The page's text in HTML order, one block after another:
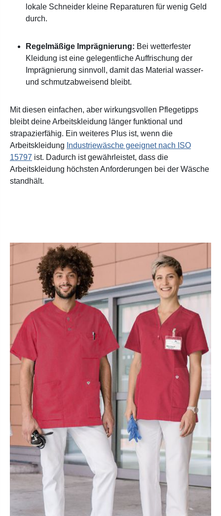
lokale Schneider kleine Reparaturen für wenig Geld
durch.
Regelmäßige Imprägnierung: Bei wetterfester
Kleidung ist eine gelegentliche Auffrischung der
Imprägnierung sinnvoll, damit das Material wasser-
und schmutzabweisend bleibt.
Mit diesen einfachen, aber wirkungsvollen Pflegetipps
bleibt deine Arbeitskleidung länger funktional und
strapazierfähig. Ein weiteres Plus ist, wenn die
Arbeitskleidung Industriewäsche geeignet nach ISO
15797 ist. Dadurch ist gewährleistet, dass die
Arbeitskleidung höchsten Anforderungen bei der Wäsche
standhält.